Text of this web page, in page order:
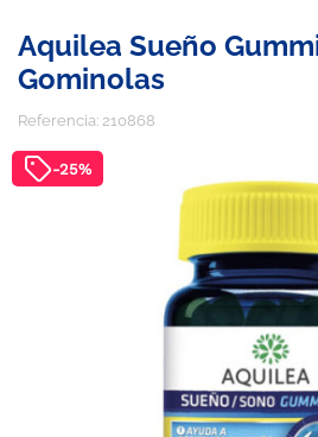
Aquilea Sueño
Gominolas
Referencia: 210868
-25%